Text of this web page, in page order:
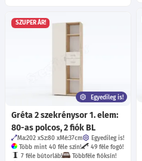
SZUPER ÁR!
Egyedileg is!
Gréta 2 szekrénysor 1. elem:
80-as polcos, 2 fiók BL
Ma:202 Sz:80 Mé:37cm
Egyedileg is!
Több mint 40 féle szín!
49 féle fogó!
7 féle bútorláb!
Többféle fióksín!